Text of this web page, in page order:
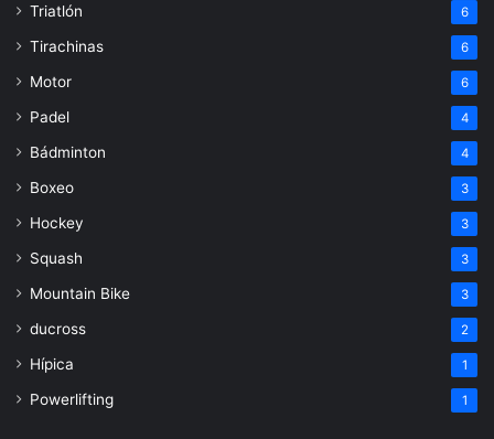
Triatlón 6
Tirachinas 6
Motor 6
Padel 4
Bádminton 4
Boxeo 3
Hockey 3
Squash 3
Mountain Bike 3
ducross 2
Hípica 1
Powerlifting 1